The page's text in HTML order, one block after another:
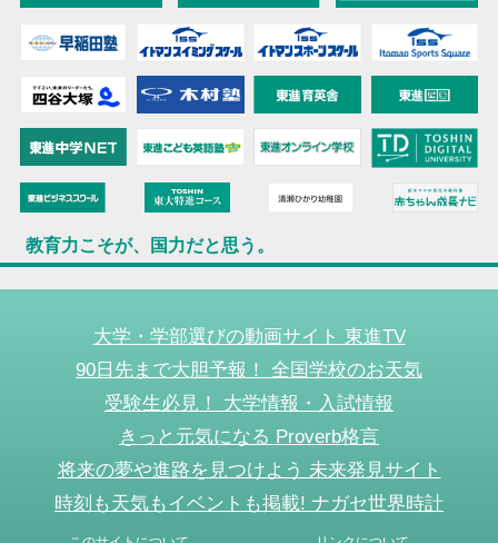
教育力こそが、国力だと思う。
大学・学部選びの動画サイト 東進TV
90日先まで大胆予報！ 全国学校のお天気
受験生必見！ 大学情報・入試情報
きっと元気になる Proverb格言
将来の夢や進路を見つけよう 未来発見サイト
時刻も天気もイベントも掲載! ナガセ世界時計